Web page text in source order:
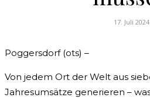
17. Juli 2024
Poggersdorf (ots) –
Von jedem Ort der Welt aus
Jahresumsätze generieren –